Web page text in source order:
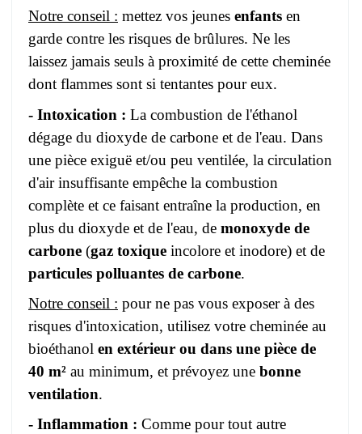
Notre conseil : mettez vos jeunes enfants en
garde contre les risques de brûlures. Ne les
laissez jamais seuls à proximité de cette cheminée
dont flammes sont si tentantes pour eux.
- Intoxication : La combustion de l'éthanol
dégage du dioxyde de carbone et de l'eau. Dans
une pièce exiguë et/ou peu ventilée, la circulation
d'air insuffisante empêche la combustion
complète et ce faisant entraîne la production, en
plus du dioxyde et de l'eau, de monoxyde de
carbone (gaz toxique incolore et inodore) et de
particules polluantes de carbone.
Notre conseil : pour ne pas vous exposer à des
risques d'intoxication, utilisez votre cheminée au
bioéthanol en extérieur ou dans une pièce de
40 m² au minimum, et prévoyez une bonne
ventilation.
- Inflammation : Comme pour tout autre